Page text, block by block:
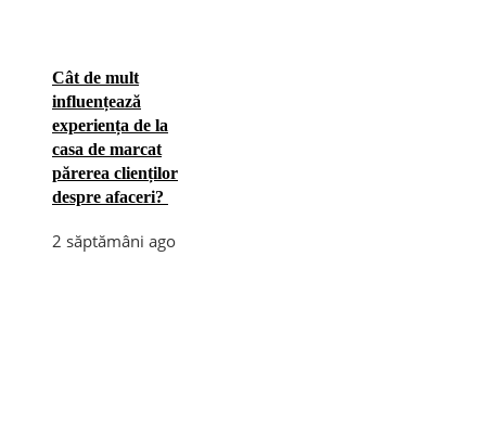
Cât de mult
influențează
experiența de la
casa de marcat
părerea clienților
despre afaceri?
2 săptămâni ago